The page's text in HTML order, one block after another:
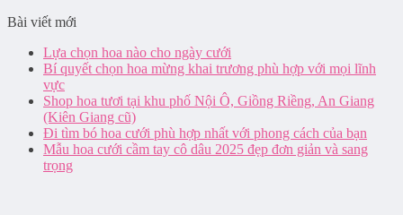
Bài viết mới
Lựa chọn hoa nào cho ngày cưới
Bí quyết chọn hoa mừng khai trương phù hợp với mọi lĩnh
vực
Shop hoa tươi tại khu phố Nội Ô, Giồng Riềng, An Giang
(Kiên Giang cũ)
Đi tìm bó hoa cưới phù hợp nhất với phong cách của bạn
Mẫu hoa cưới cầm tay cô dâu 2025 đẹp đơn giản và sang
trọng